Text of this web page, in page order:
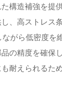
構造補強を提
、高ストレス
がら低密度を
の精度を確保し
耐えられるた